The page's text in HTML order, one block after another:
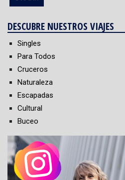
DESCUBRE NUESTROS VIAJES
Singles
Para Todos
Cruceros
Naturaleza
Escapadas
Cultural
Buceo